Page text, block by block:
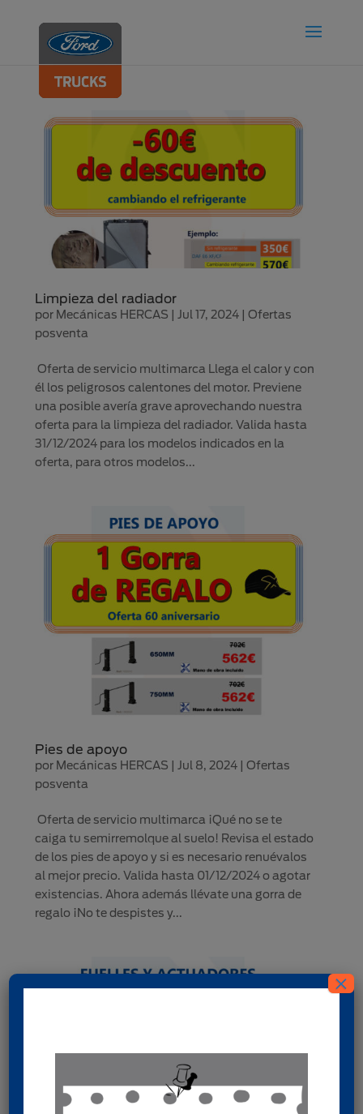
Limpieza del radiador
por Mecánicas HERCAS Jul 17, 2024 |Ofertas
posventa
Oferta de servicio multimarca Llega el calor y con
él los peligrosos calentones del motor. Previene
una posible avería grave aprovechando nuestra
oferta para la limpieza del radiador. Valida hasta
31/12/2024 para los modelos indicados en la
oferta, para otros modelos...
Pies de apoyo
por Mecánicas HERCAS |Jul 8, 2024 |Ofertas
posventa
Oferta de servicio multimarca ¡Qué no se te
caiga tu semirremolque al suelo! Revisa el estado
de los pies de apoyo y si es necesario renuévalos
al mejor precio. Valida hasta 01/12/2024 o agotar
existencias. Ahora además llévate una gorra de
regalo ¡No te despistes y...
×